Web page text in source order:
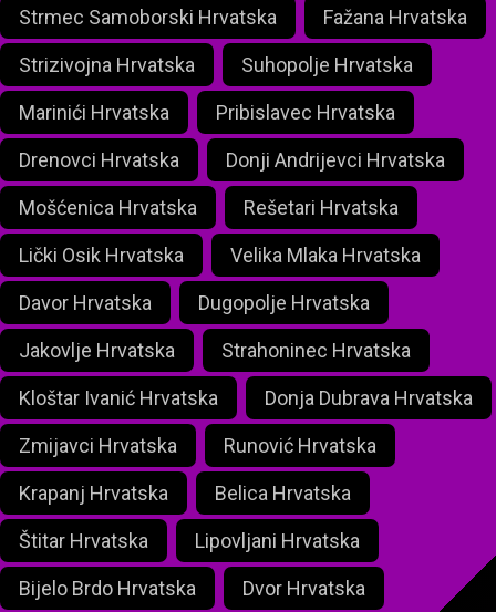
Strmec Samoborski Hrvatska Fažana Hrvatska
Strizivojna Hrvatska Suhopolje Hrvatska
Marinići Hrvatska Pribislavec Hrvatska
Drenovci Hrvatska Donji Andrijevci Hrvatska
Mošćenica Hrvatska Rešetari Hrvatska
Lički Osik Hrvatska Velika Mlaka Hrvatska
Davor Hrvatska Dugopolje Hrvatska
Jakovlje Hrvatska Strahoninec Hrvatska
Kloštar Ivanić Hrvatska Donja Dubrava Hrvatska
Zmijavci Hrvatska Runović Hrvatska
Krapanj Hrvatska Belica Hrvatska
Štitar Hrvatska Lipovljani Hrvatska
Bijelo Brdo Hrvatska Dvor Hrvatska